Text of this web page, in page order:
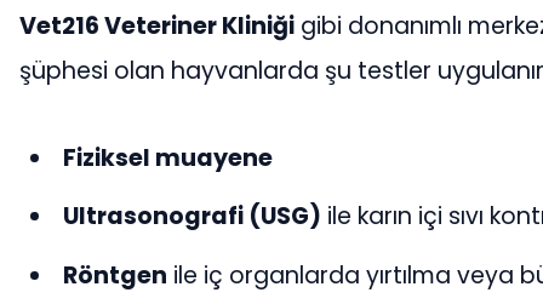
Vet216 Veteriner Kliniği gibi donanımlı
şüphesi olan hayvanlarda şu testler
Fiziksel muayene
Ultrasonografi (USG) ile karın içi sıvı
Röntgen ile iç organlarda yırtılma veya